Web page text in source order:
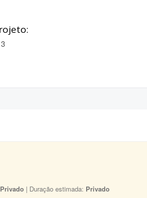
Privado | Duração estimada: Privado